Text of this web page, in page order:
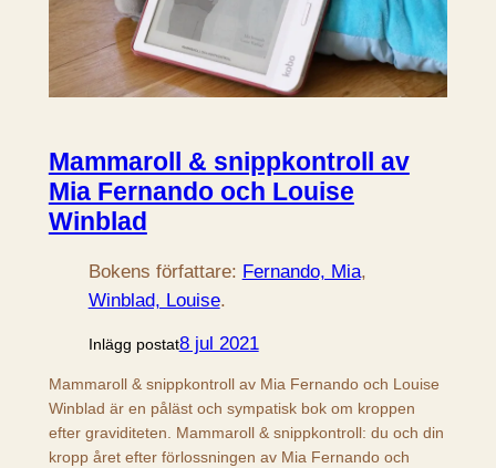
Mammaroll & snippkontroll av
Mia Fernando och Louise
Winblad
Bokens författare: Fernando, Mia
Winblad, Louise.
Inlägg postat8 jul 2021
Mammaroll & snippkontroll av Mia Fernando och Louise
Winblad är en påläst och sympatisk bok om kroppen
efter graviditeten. Mammaroll & snippkontroll: du och din
kropp året efter förlossningen av Mia Fernando och